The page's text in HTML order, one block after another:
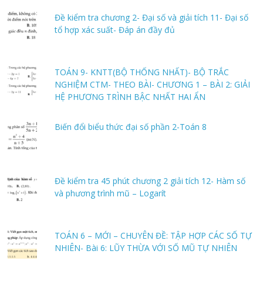
Đề kiểm tra chương 2- Đại số và giải tích 11- Đại số
tổ hợp xác suất- Đáp án đầy đủ
TOÁN 9- KNTT(BỘ THỐNG NHẤT)- BỘ TRẮC
NGHIỆM CTM- THEO BÀI- CHƯƠNG 1 – BÀI 2: GIẢI
HỆ PHƯƠNG TRÌNH BẬC NHẤT HAI ẨN
Biến đổi biểu thức đại số phần 2-Toán 8
Đề kiểm tra 45 phút chương 2 giải tích 12- Hàm số
và phương trình mũ – Logarít
TOÁN 6 – MỚI – CHUYÊN ĐỀ: TẬP HỢP CÁC SỐ TỰ
NHIÊN- Bài 6: LŨY THỪA VỚI SỐ MŨ TỰ NHIÊN